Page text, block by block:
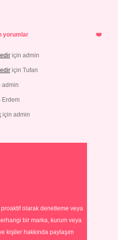
yorumlar
için admin
için Tufan
admin
Erdem
için admin
proaktif olarak denetleme veya
bir marka, kurum veya
kişiler hakkında paylaşım